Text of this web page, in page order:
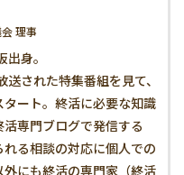
理事
身。
された特集番組を見て、
ート。終活に必要な知識
専門ブログで発信する
る相談の対応に個人での
にも終活の専門家（終活